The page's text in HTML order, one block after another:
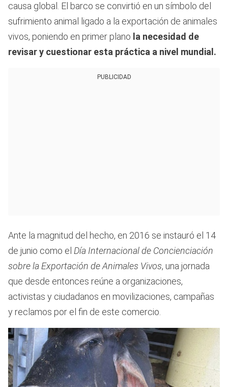
causa global. El barco se convirtió en un símbolo del
sufrimiento animal ligado a la exportación de animales
vivos, poniendo en primer plano la necesidad de
revisar y cuestionar esta práctica a nivel mundial.
PUBLICIDAD
Ante la magnitud del hecho, en 2016 se instauró el 14
de junio como el Día Internacional de Concienciación
sobre la Exportación de Animales Vivos, una jornada
que desde entonces reúne a organizaciones,
activistas y ciudadanos en movilizaciones, campañas
y reclamos por el fin de este comercio.